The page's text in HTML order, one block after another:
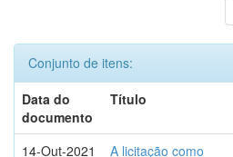
Conjunto de itens:
Data do
documento
Título
14-Out-2021
A licitação como